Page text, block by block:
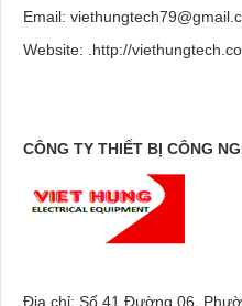
Email:
Website: . http://
CÔNG TY THIẾT BỊ CÔNG
Địa chỉ: Số 41 Đường 06,